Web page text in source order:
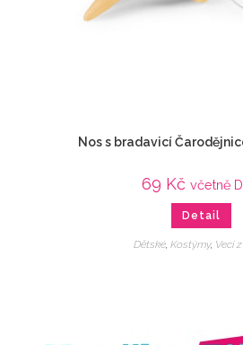
Nos s bradavicí
69 Kč včetně
Detail
Dětské, Kostýmy, Veci